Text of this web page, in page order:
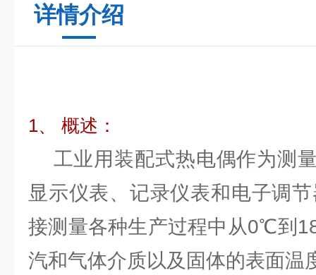
详情介绍
1、 概述：
工业用装配式热电偶作为测
显示仪表、记录仪表和电子调
接测量各种生产过程中从0℃到
汽和气体介质以及固体的表面温